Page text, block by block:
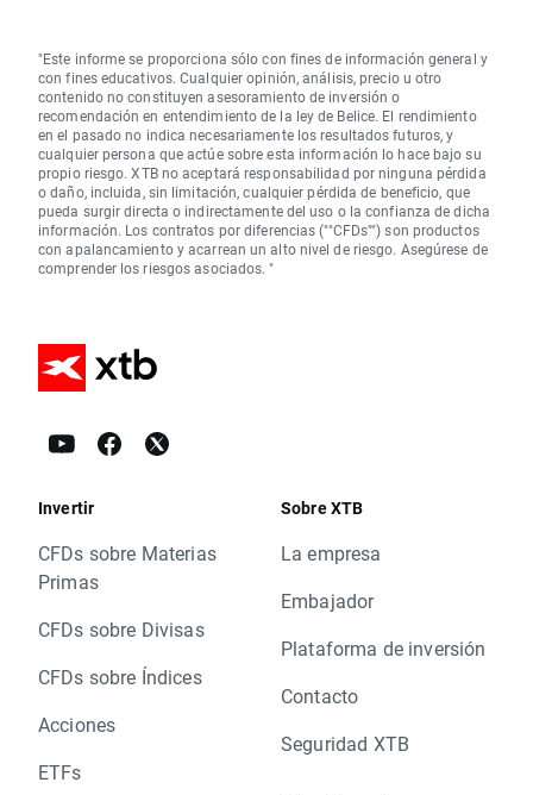
"Este informe se proporciona sólo con fines de información general y
con fines educativos. Cualquier opinión, análisis, precio u otro
contenido no constituyen asesoramiento de inversión o
recomendación en entendimiento de la ley de Belice. El rendimiento
en el pasado no indica necesariamente los resultados futuros, y
cualquier persona que actúe sobre esta información lo hace bajo su
propio riesgo. XTB no aceptará responsabilidad por ninguna pérdida
o daño, incluida, sin limitación, cualquier pérdida de beneficio, que
pueda surgir directa o indirectamente del uso o la confianza de dicha
información. Los contratos por diferencias (""CFDs"") son productos
con apalancamiento y acarrean un alto nivel de riesgo. Asegúrese de
comprender los riesgos asociados. "
Invertir
CFDs sobre Materias
Primas
CFDs sobre Divisas
CFDs sobre Índices
Acciones
ETFs
Sobre XTB
La empresa
Embajador
Plataforma de inversión
Contacto
Seguridad XTB